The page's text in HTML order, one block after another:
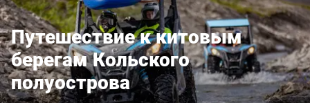
Путешествие к китовым
берегам Кольского
полуострова